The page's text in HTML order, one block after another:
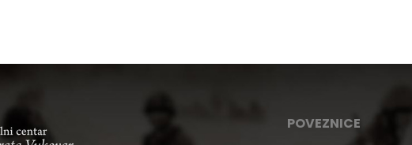
POVEZNICE